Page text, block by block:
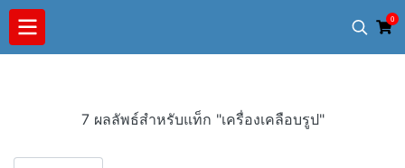
0
7 ผลลัพธ์สำหรับแท็ก "เครื่องเคลือบรูป"